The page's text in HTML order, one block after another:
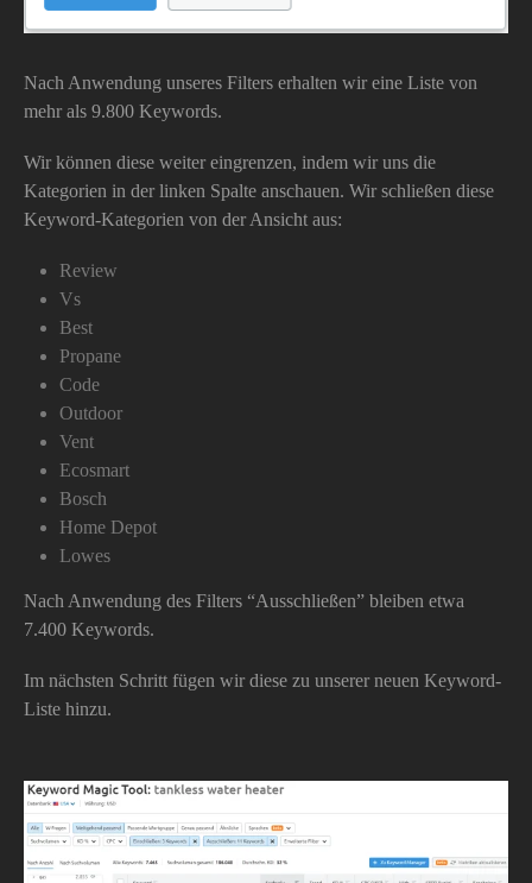
Nach Anwendung unseres Filters erhalten wir eine Liste von
mehr als 9.800 Keywords.
Wir können diese weiter eingrenzen, indem wir uns die
Kategorien in der linken Spalte anschauen. Wir schließen diese
Keyword-Kategorien von der Ansicht aus:
Review
Vs
Best
Propane
Code
Outdoor
Vent
Ecosmart
Bosch
Home Depot
Lowes
Nach Anwendung des Filters “Ausschließen” bleiben etwa
7.400 Keywords.
Im nächsten Schritt fügen wir diese zu unserer neuen Keyword-
Liste hinzu.